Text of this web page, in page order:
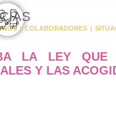
| COLABORADORES |
LA LEY
Y LAS